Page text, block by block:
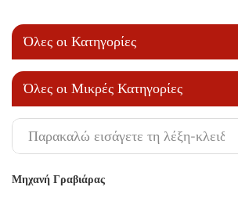
Όλες οι Κατηγορίες
Όλες οι Μικρές Κατηγορίες
Μηχανή Γραβιάρας